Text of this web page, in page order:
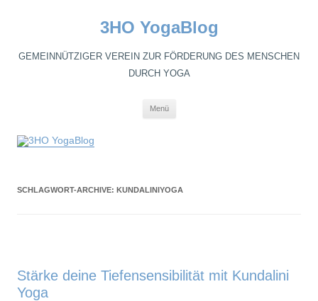
3HO YogaBlog
GEMEINNÜTZIGER VEREIN ZUR FÖRDERUNG DES MENSCHEN
DURCH YOGA
Menü
SCHLAGWORT-ARCHIVE: KUNDALINIYOGA
Stärke deine Tiefensensibilität mit Kundalini
Yoga